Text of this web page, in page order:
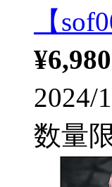
【
¥6,980
2024/
数量